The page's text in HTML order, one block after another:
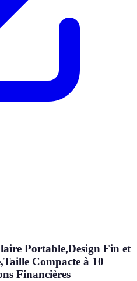
Portable,Design Fin et
Compacte à 10
Financières